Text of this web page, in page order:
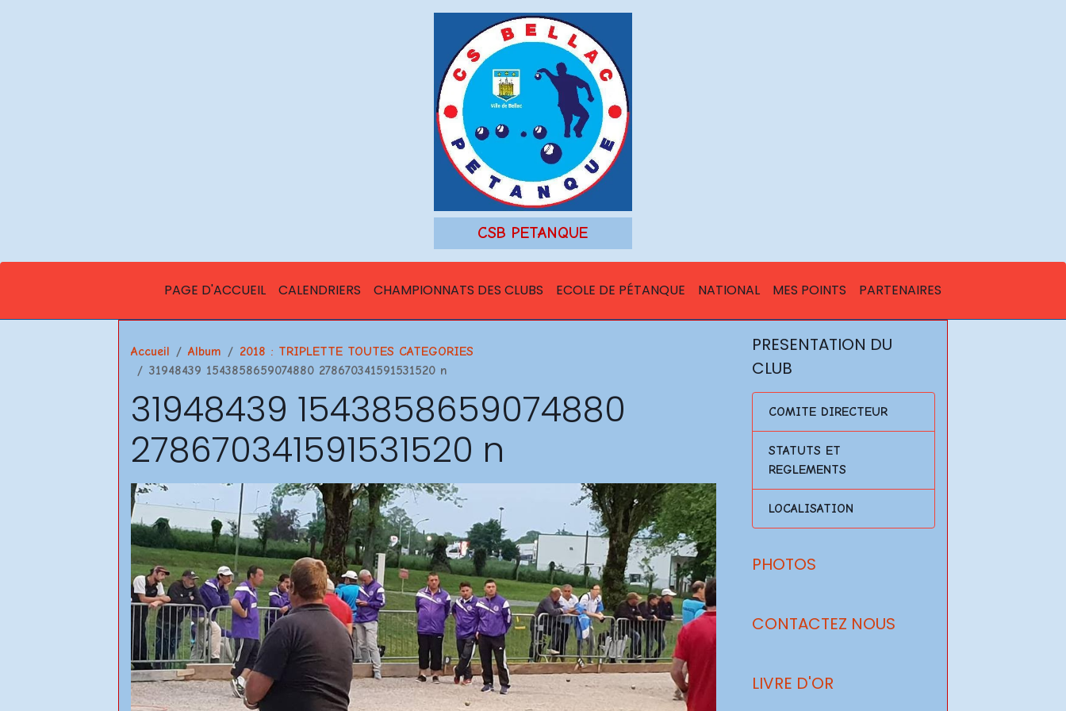
CSB PETANQUE
PAGE D'ACCUEIL CALENDRIERS CHAMPIONNATS DES CLUBS ECOLE DE PÉTANQUE NATIONAL MES POINTS PARTENAIRES
Accueil Album
2018 : TRIPLETTE TOUTES CATEGORIES
31948439 1543858659074880 278670341591531520 n
31948439 1543858659074880
278670341591531520 n
PRESENTATION DU
CLUB
COMITE DIRECTEUR
STATUTS ET
REGLEMENTS
LOCALISATION
PHOTOS
CONTACTEZ NOUS
LIVRE D'OR